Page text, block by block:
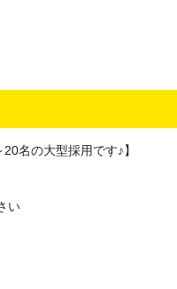
名の大型採用です♪】
い